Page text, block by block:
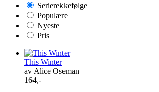
Serierekkefølge
Populære
Nyeste
Pris
This Winter
av Alice Oseman
164,-